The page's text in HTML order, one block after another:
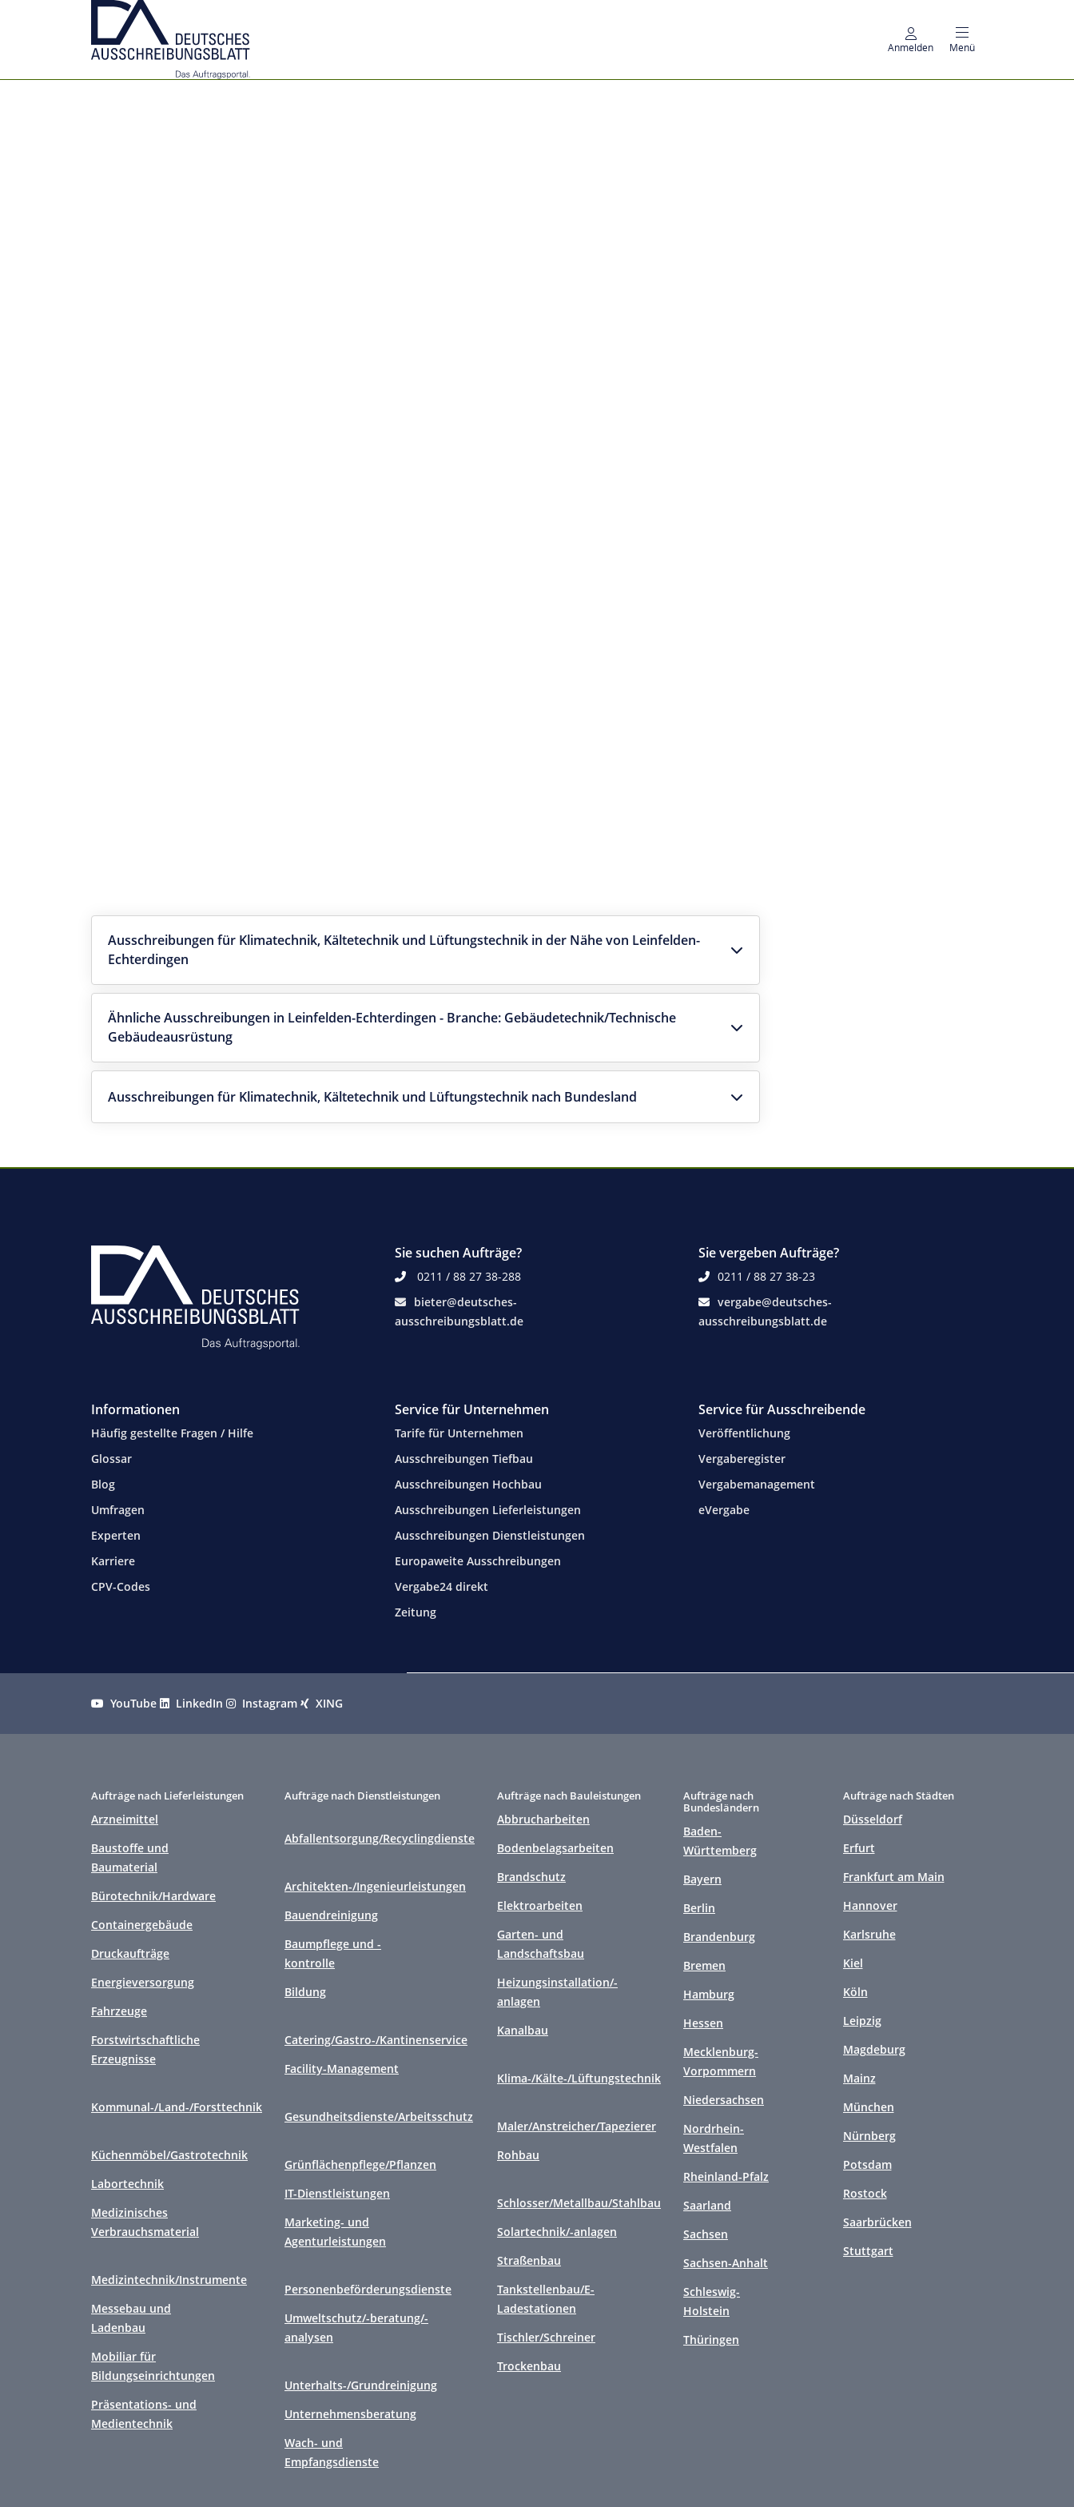
Anmelden Menü
Ausschreibungen für Klimatechnik, Kältetechnik und Lüftungstechnik in der Nähe von Leinfelden-
Echterdingen
Ähnliche Ausschreibungen in Leinfelden-Echterdingen - Branche: Gebäudetechnik/Technische
Gebäudeausrüstung
Ausschreibungen für Klimatechnik, Kältetechnik und Lüftungstechnik nach Bundesland
Sie suchen Aufträge?
0211 / 88 27 38-288
bieter@deutsches-
ausschreibungsblatt.de
Sie vergeben Aufträge?
0211 / 88 27 38-23
vergabe@deutsches-
ausschreibungsblatt.de
Informationen
Häufig gestellte Fragen / Hilfe
Glossar
Blog
Umfragen
Experten
Karriere
CPV-Codes
Service für Unternehmen
Tarife für Unternehmen
Ausschreibungen Tiefbau
Ausschreibungen Hochbau
Ausschreibungen Lieferleistungen
Ausschreibungen Dienstleistungen
Europaweite Ausschreibungen
Vergabe24 direkt
Zeitung
Service für Ausschreibende
Veröffentlichung
Vergaberegister
Vergabemanagement
eVergabe
YouTube LinkedIn Instagram XING
Aufträge nach Lieferleistungen
Arzneimittel
Baustoffe und
Baumaterial
Bürotechnik/Hardware
Containergebäude
Druckaufträge
Energieversorgung
Fahrzeuge
Forstwirtschaftliche
Erzeugnisse
Kommunal-/Land-/Forsttechnik
Küchenmöbel/Gastrotechnik
Labortechnik
Medizinisches
Verbrauchsmaterial
Medizintechnik/Instrumente
Messebau und
Ladenbau
Mobiliar für
Bildungseinrichtungen
Präsentations- und
Medientechnik
Aufträge nach Dienstleistungen
Abfallentsorgung/Recyclingdienste
Architekten-/Ingenieurleistungen
Bauendreinigung
Baumpflege und -
kontrolle
Bildung
Catering/Gastro-/Kantinenservice
Facility-Management
Gesundheitsdienste/Arbeitsschutz
Grünflächenpflege/Pflanzen
IT-Dienstleistungen
Marketing- und
Agenturleistungen
Personenbeförderungsdienste
Umweltschutz/-beratung/-
analysen
Unterhalts-/Grundreinigung
Unternehmensberatung
Wach- und
Empfangsdienste
Aufträge nach Bauleistungen
Abbrucharbeiten
Bodenbelagsarbeiten
Brandschutz
Elektroarbeiten
Garten- und
Landschaftsbau
Heizungsinstallation/-
anlagen
Kanalbau
Klima-/Kälte-/Lüftungstechnik
Maler/Anstreicher/Tapezierer
Rohbau
Schlosser/Metallbau/Stahlbau
Solartechnik/-anlagen
Straßenbau
Tankstellenbau/E-
Ladestationen
Tischler/Schreiner
Trockenbau
Aufträge nach
Bundesländern
Baden-
Württemberg
Bayern
Berlin
Brandenburg
Bremen
Hamburg
Hessen
Mecklenburg-
Vorpommern
Niedersachsen
Nordrhein-
Westfalen
Rheinland-Pfalz
Saarland
Sachsen
Sachsen-Anhalt
Schleswig-
Holstein
Thüringen
Aufträge nach Städten
Düsseldorf
Erfurt
Frankfurt am Main
Hannover
Karlsruhe
Kiel
Köln
Leipzig
Magdeburg
Mainz
München
Nürnberg
Potsdam
Rostock
Saarbrücken
Stuttgart